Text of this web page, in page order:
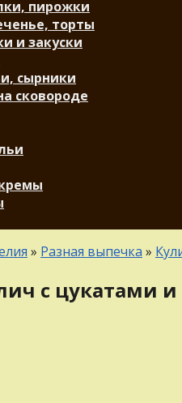
пирожки
торты
и закуски
сырники
сковороде
» Разная выпечка »
с цукатами и